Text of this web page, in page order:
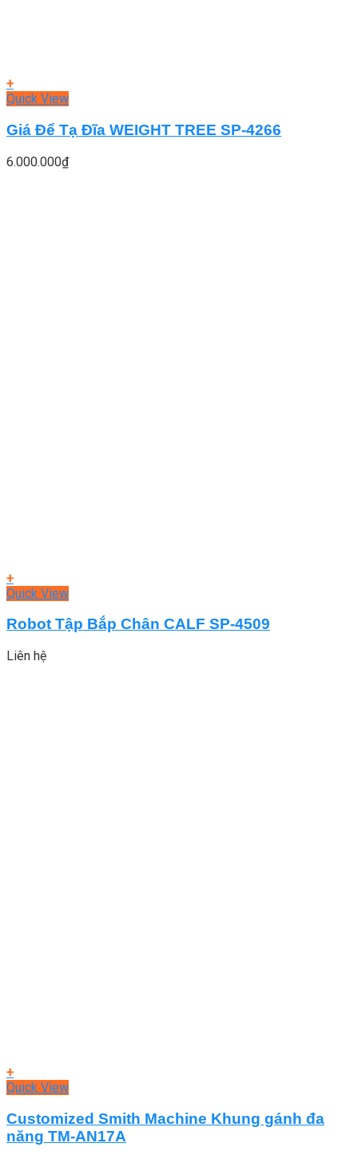
+
Quick View
Giá Để Tạ Đĩa WEIGHT TREE SP-4266
6.000.000₫
+
Quick View
Robot Tập Bắp Chân CALF SP-4509
Liên hệ
+
Quick View
Customized Smith Machine Khung gánh đa
năng TM-AN17A